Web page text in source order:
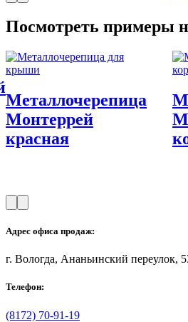
Посмотреть примеры
Металлочерепица
Монтеррей
красная
Адрес офиса продаж:
г. Вологда, Ананьинский переулок,
Телефон:
(8172) 70-91-19